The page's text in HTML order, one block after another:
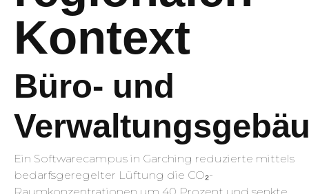
Kontext
Büro- und
Ein Softwarecampus in Garching reduzierte mittels
bedarfsgeregelter Lüftung die CO₂-